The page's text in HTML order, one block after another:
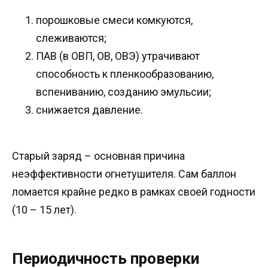
порошковые смеси комкуются,
слеживаются;
ПАВ (в ОВП, ОВ, ОВЭ) утрачивают
способность к пленкообразованию,
вспениванию, созданию эмульсии;
снижается давление.
Старый заряд – основная причина
неэффективности огнетушителя. Сам баллон
ломается крайне редко в рамках своей годности
(10 – 15 лет).
Периодичность проверки